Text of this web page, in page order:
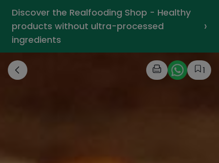
Discover the Realfooding Shop - Healthy
products without ultra-processed
ingredients
›
1